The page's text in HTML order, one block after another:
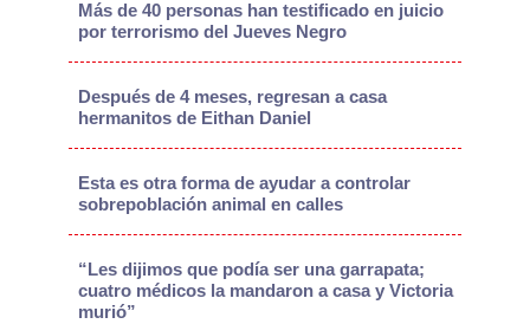
Más de 40 personas han testificado en juicio
por terrorismo del Jueves Negro
Después de 4 meses, regresan a casa
hermanitos de Eithan Daniel
Esta es otra forma de ayudar a controlar
sobrepoblación animal en calles
“Les dijimos que podía ser una garrapata;
cuatro médicos la mandaron a casa y Victoria
murió”